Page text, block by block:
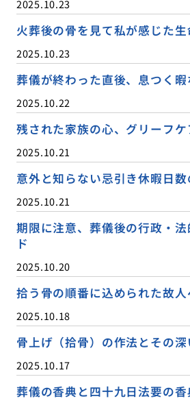
2025.10.23
火葬後の骨を見て私が感じた生
2025.10.23
葬儀が終わった直後、息つく
2025.10.22
残された家族の心、グリーフ
2025.10.21
意外と知らない忌引き休暇日数
2025.10.21
期限に注意、葬儀後の行政・
ド
2025.10.20
拾う骨の順番に込められた故人
2025.10.18
骨上げ（拾骨）の作法とその深
2025.10.17
葬儀の香典と四十九日法要の